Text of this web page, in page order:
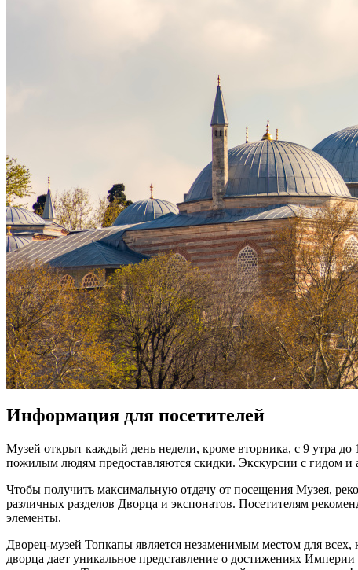
Информация для посетителей
Музей открыт каждый день недели, кроме вторника, с 9 утра до
пожилым людям предоставляются скидки. Экскурсии с гидом и
Чтобы получить максимальную отдачу от посещения Музея,
различных разделов Дворца и экспонатов. Посетителям
элементы.
Дворец-музей Топкапы является незаменимым местом для
дворца дает уникальное представление о достижениях